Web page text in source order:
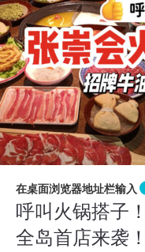
在桌面浏览器地址栏输入
呼叫火锅搭子
全岛首店来袭